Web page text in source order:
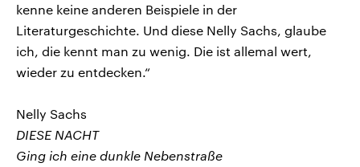
kenne keine anderen Beispiele in der
Literaturgeschichte. Und diese Nelly Sachs, glaube
ich, die kennt man zu wenig. Die ist allemal wert,
wieder zu entdecken.“
Nelly Sachs
DIESE NACHT
Ging ich eine dunkle Nebenstraße